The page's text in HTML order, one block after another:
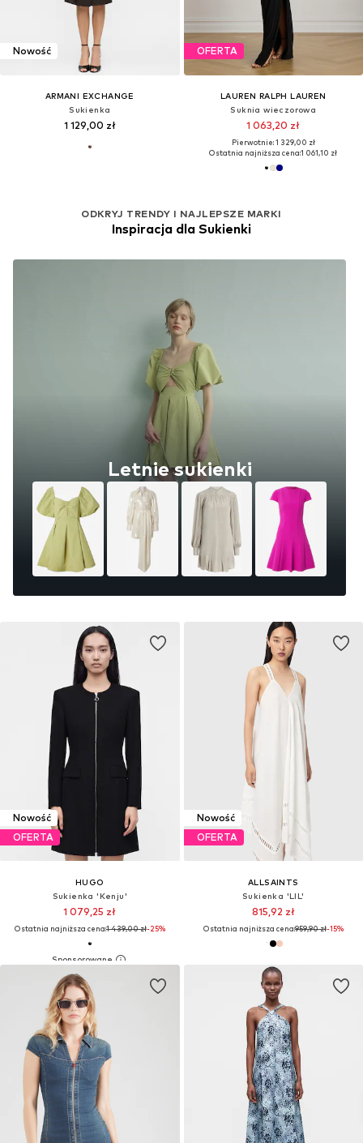
Nowość
ARMANI EXCHANGE
Sukienka
1 129,00 zł
OFERTA
LAUREN RALPH LAUREN
Suknia wieczorowa
1 063,20 zł
Pierwotnie: 1 329,00 zł
Ostatnia najniższa cena:1 061,10 zł
ODKRYJ TRENDY I NAJLEPSZE MARKI
Inspiracja dla Sukienki
Letnie sukienki
Nowość
OFERTA
HUGO
Sukienka 'Kenju'
1 079,25 zł
Ostatnia najniższa cena:1 439,00 zł-25%
Nowość
OFERTA
ALLSAINTS
Sukienka 'LIL'
815,92 zł
Ostatnia najniższa cena:959,90 zł-15%